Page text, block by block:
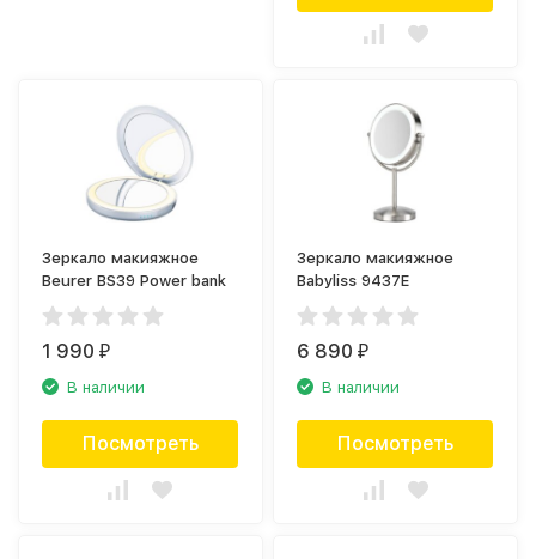
Зеркало макияжное
Beurer BS39 Power bank
1 990₽
В наличии
Посмотреть
Зеркало макияжное
Babyliss 9437E
6 890₽
В наличии
Посмотреть